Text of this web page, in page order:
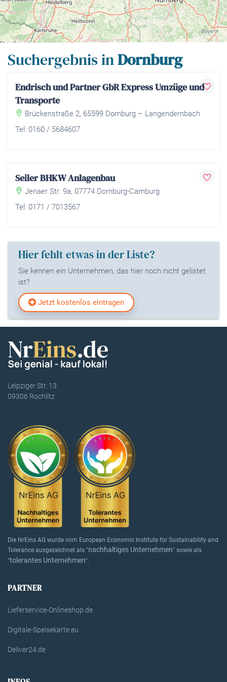
Suchergebnis inDornburg
Endrisch und Partner GbR Express Umzüge und
Transporte
Brückenstraße 2, 65599 Dornburg – Langendernbach
Tel: 0160 / 5684607
Seiler BHKW Anlagenbau
Jenaer Str. 9a, 07774 Dornburg-Camburg
Tel: 0171 / 7013567
Hier fehlt etwas in der Liste?
Sie kennen ein Unternehmen, das hier noch nicht gelistet
ist?
Jetzt kostenlos eintragen
Leipziger Str. 13
09306 Rochlitz
Die NrEins AG wurde vom European Economic Institute for Sustainability and
Tolerance ausgezeichnet als "nachhaltiges Unternehmen" sowie als
"tolerantes Unternehmen".
PARTNER
Lieferservice-Onlineshop.de
Digitale-Speisekarte.eu
Deliver24.de